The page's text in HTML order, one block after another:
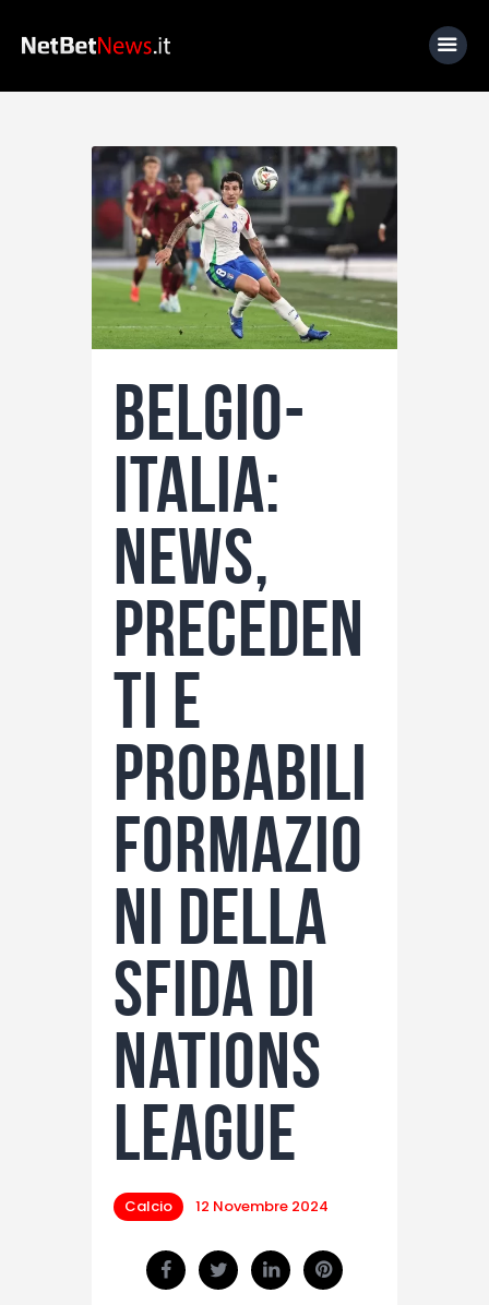
Home
News
Calcio
Basket
Tennis
Fantacalcio
I consigli di Giulia
Serie A
Belgio-
Italia:
News,
preceden
ti e
probabili
formazio
ni della
sfida di
Nations
League
Calcio 12 Novembre 2024